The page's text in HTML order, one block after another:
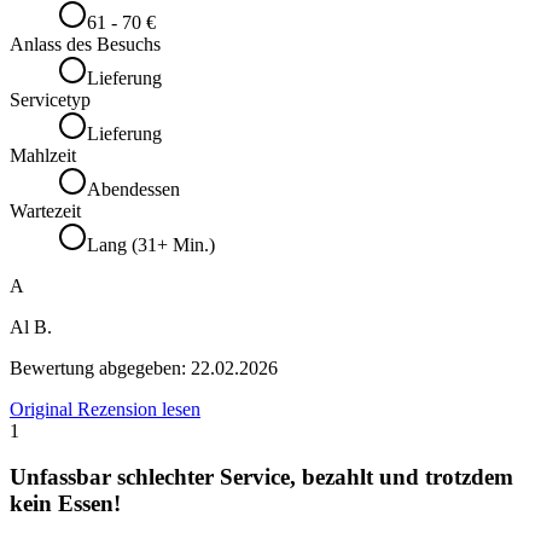
61 - 70 €
Anlass des Besuchs
Lieferung
Servicetyp
Lieferung
Mahlzeit
Abendessen
Wartezeit
Lang (31+ Min.)
A
Al B.
Bewertung abgegeben: 22.02.2026
Original Rezension lesen
1
Unfassbar schlechter Service, bezahlt und trotzdem
kein Essen!